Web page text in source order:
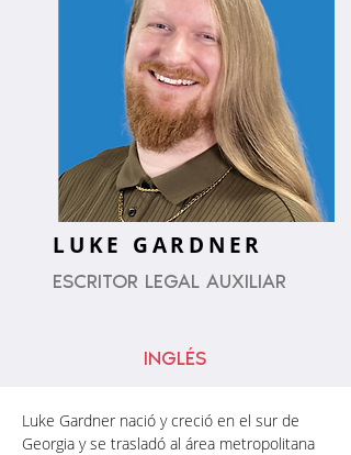
LUKE GARDNER
ESCRITOR LEGAL AUXILIAR
INGLÉS
Luke Gardner nació y creció en el sur de
Georgia y se trasladó al área metropolitana